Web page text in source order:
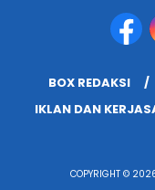
BOX REDAKSI
IKLAN DAN
COPYRIGHT ©